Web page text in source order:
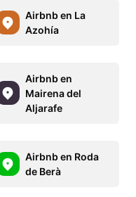
Airbnb en La
Azohía
Airbnb en
Mairena del
Aljarafe
Airbnb en Roda
de Berà